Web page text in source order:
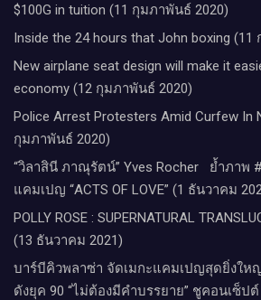
$100G in tuition (11 กุมภาพันธ์ 2020)
Inside the 24 hours that John boxing
New airplane seat design will make it
economy (12 กุมภาพันธ์ 2020)
Police Arrest Protesters Amid Curfew In
กุมภาพันธ์ 2020)
“วิลาสินี ภาณุรัตน์” Yves Rocher​ ย้ำภาพ
แคมเปญ “ACTS OF LOVE” (1 ธันวาคม
POLLY ROSE : SUPERNATURAL
(13 ธันวาคม 2021)
บาร์บีคิวพลาซ่า จัดเมกะแคมเปญสุดยิ่งให
ดังยุค 90 “ไม่ต้องมีคำบรรยาย” ชูคอนเซ็ป